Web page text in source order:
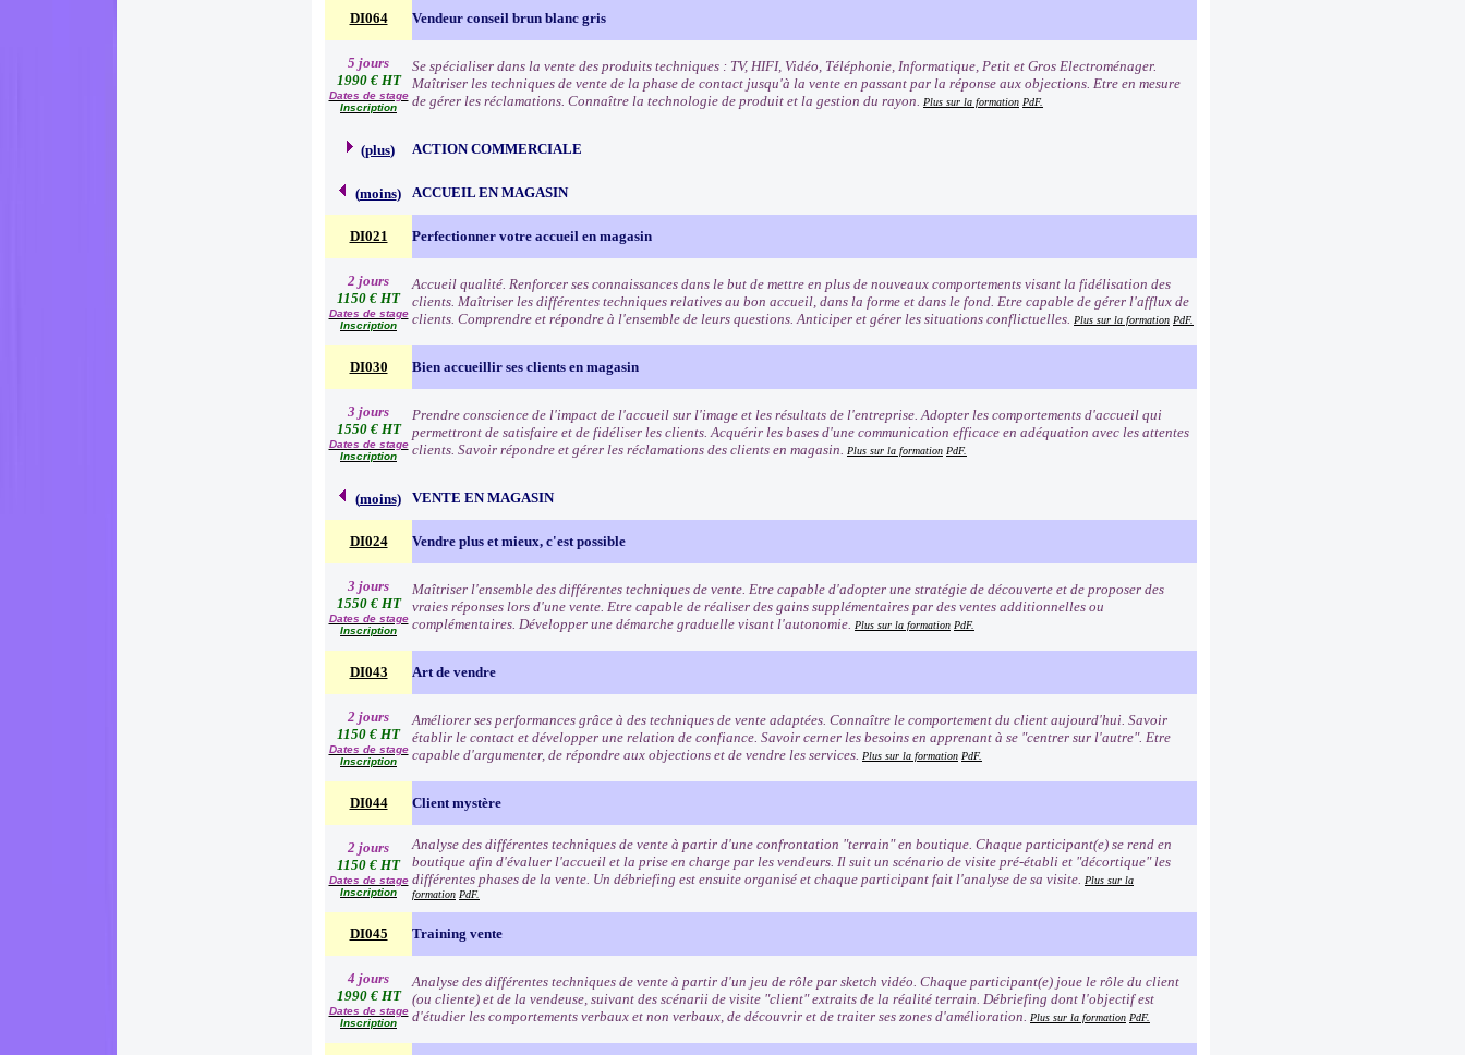
DI064 Vendeur conseil brun blanc gris
5 jours
1990 € HT
Dates de stage
Inscription
Se spécialiser dans la vente des produits techniques : TV, HIFI, Vidéo, Téléphonie, Informatique, Petit et Gros Electroménager.
Maîtriser les techniques de vente de la phase de contact jusqu'à la vente en passant par la réponse aux objections. Etre en mesure
de gérer les réclamations. Connaître la technologie de produit et la gestion du rayon. Plus sur la formation PdF.
(plus) ACTION COMMERCIALE
(moins) ACCUEIL EN MAGASIN
DI021 Perfectionner votre accueil en magasin
2 jours
1150 € HT
Dates de stage
Inscription
Accueil qualité. Renforcer ses connaissances dans le but de mettre en plus de nouveaux comportements visant la fidélisation des
clients. Maîtriser les différentes techniques relatives au bon accueil, dans la forme et dans le fond. Etre capable de gérer l'afflux de
clients. Comprendre et répondre à l'ensemble de leurs questions. Anticiper et gérer les situations conflictuelles. Plus sur la formation PdF.
DI030 Bien accueillir ses clients en magasin
3 jours
1550 € HT
Dates de stage
Inscription
Prendre conscience de l'impact de l'accueil sur l'image et les résultats de l'entreprise. Adopter les comportements d'accueil qui
permettront de satisfaire et de fidéliser les clients. Acquérir les bases d'une communication efficace en adéquation avec les attentes
clients. Savoir répondre et gérer les réclamations des clients en magasin. Plus sur la formation PdF.
(moins) VENTE EN MAGASIN
DI024 Vendre plus et mieux, c'est possible
3 jours
1550 € HT
Dates de stage
Inscription
Maîtriser l'ensemble des différentes techniques de vente. Etre capable d'adopter une stratégie de découverte et de proposer des
vraies réponses lors d'une vente. Etre capable de réaliser des gains supplémentaires par des ventes additionnelles ou
complémentaires. Développer une démarche graduelle visant l'autonomie. Plus sur la formation PdF.
DI043 Art de vendre
2 jours
1150 € HT
Dates de stage
Inscription
Améliorer ses performances grâce à des techniques de vente adaptées. Connaître le comportement du client aujourd'hui. Savoir
établir le contact et développer une relation de confiance. Savoir cerner les besoins en apprenant à se "centrer sur l'autre". Etre
capable d'argumenter, de répondre aux objections et de vendre les services. Plus sur la formation PdF.
DI044 Client mystère
2 jours
1150 € HT
Dates de stage
Inscription
Analyse des différentes techniques de vente à partir d'une confrontation "terrain" en boutique. Chaque participant(e) se rend en
boutique afin d'évaluer l'accueil et la prise en charge par les vendeurs. Il suit un scénario de visite pré-établi et "décortique" les
différentes phases de la vente. Un débriefing est ensuite organisé et chaque participant fait l'analyse de sa visite. Plus sur la
formation PdF.
DI045 Training vente
4 jours
1990 € HT
Dates de stage
Inscription
Analyse des différentes techniques de vente à partir d'un jeu de rôle par sketch vidéo. Chaque participant(e) joue le rôle du client
(ou cliente) et de la vendeuse, suivant des scénarii de visite "client" extraits de la réalité terrain. Débriefing dont l'objectif est
d'étudier les comportements verbaux et non verbaux, de découvrir et de traiter ses zones d'amélioration. Plus sur la formation PdF.